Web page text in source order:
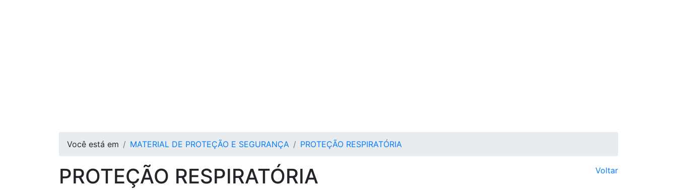
Você está em MATERIAL DE PROTEÇÃO E SEGURANÇA PROTEÇÃO RESPIRATÓRIA
PROTEÇÃO RESPIRATÓRIA Voltar